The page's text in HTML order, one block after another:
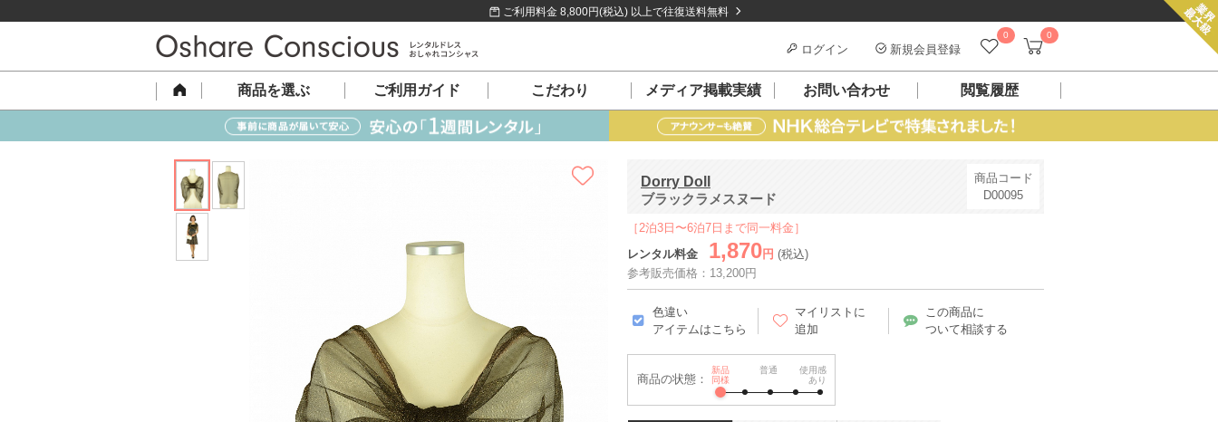
ご利用料金 8,800円(税込) 以上で往復送料無料
0 0
ログイン 新規会員登録
商品を選ぶ ご利用ガイド こだわり メディア掲載実績 お問い合わせ 閲覧履歴
Dorry Doll
ブラックラメスヌード
商品コード
D00095
［2泊3日〜6泊7日まで同一料金］
レンタル料金
1,870 円 (税込)
参考販売価格：13,200円
色違い
アイテムはこちら
マイリストに
追加
この商品に
ついて相談する
商品の状態：
新品
同様
普通
使用感
あり